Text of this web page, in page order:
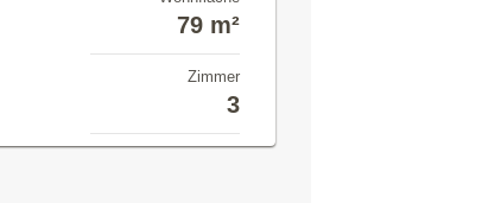
79 m²
Zimmer
3